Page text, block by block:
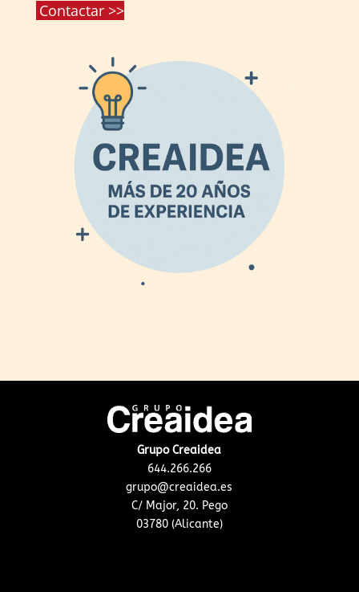
Contactar >>
Grupo Creaidea
644.266.266
grupo@creaidea.es
C/ Major, 20. Pego
03780 (Alicante)